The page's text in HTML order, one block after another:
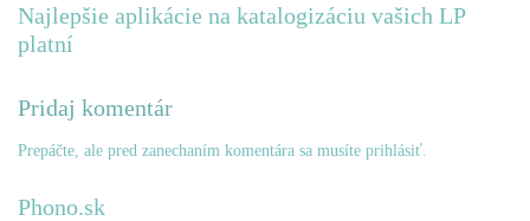
Najlepšie aplikácie na katalogizáciu vašich LP
platní
Pridaj komentár
Prepáčte, ale pred zanechaním komentára sa musíte prihlásiť
Phono.sk